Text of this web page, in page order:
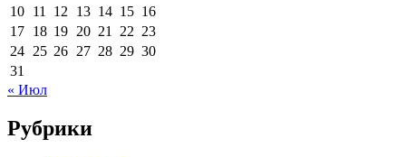
10 11 12 13 14 15 16
17 18 19 20 21 22 23
24 25 26 27 28 29 30
31
« Июл
Рубрики